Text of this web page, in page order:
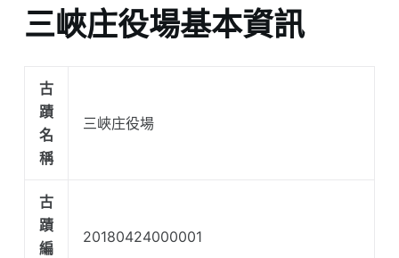
三峽庄役場基本資訊
古
蹟
名
稱
三峽庄役場
古
蹟
編
20180424000001